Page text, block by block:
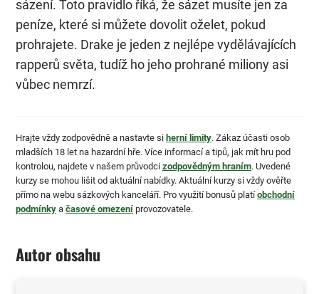
sázení. Toto pravidlo říká, že sázet musíte jen za
peníze, které si můžete dovolit oželet, pokud
prohrajete. Drake je jeden z nejlépe vydělávajících
rapperů světa, tudíž ho jeho prohrané miliony asi
vůbec nemrzí.
Hrajte vždy zodpovědně a nastavte si herní limity. Zákaz účasti osob
mladších 18 let na hazardní hře. Více informací a tipů, jak mít hru pod
kontrolou, najdete v našem průvodci zodpovědným hraním. Uvedené
kurzy se mohou lišit od aktuální nabídky. Aktuální kurzy si vždy ověřte
přímo na webu sázkových kanceláří. Pro využití bonusů platíobchodní
podmínky a časové omezení provozovatele.
Autor obsahu